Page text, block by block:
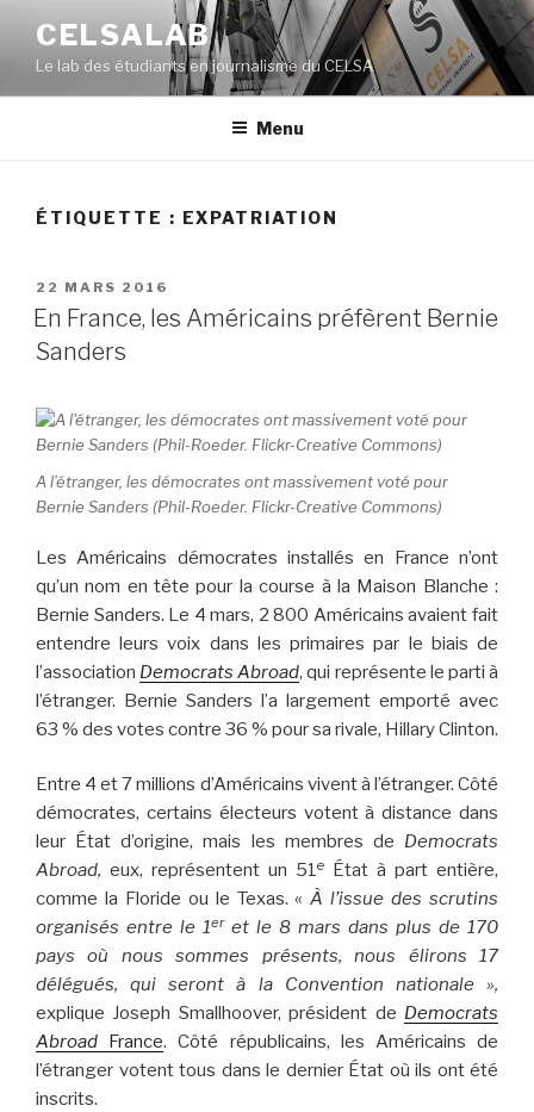
contenu
principal
CELSALAB
Le lab des étudiants en journalisme du CELSA
Menu
ÉTIQUETTE : EXPATRIATION
PUBLIÉ
LE
22 MARS 2016
En France, les Américains préfèrent Bernie
Sanders
A l’étranger, les démocrates ont massivement voté pour
Bernie Sanders (Phil-Roeder. Flickr-Creative Commons)
Les Américains démocrates installés en France n’ont
qu’un nom en tête pour la course à la Maison Blanche :
Bernie Sanders. Le 4 mars, 2 800 Américains avaient fait
entendre leurs voix dans les primaires par le biais de
l’association Democrats Abroad, qui représente le parti à
l’étranger. Bernie Sanders l’a largement emporté avec
63 % des votes contre 36 % pour sa rivale, Hillary Clinton.
Entre 4 et 7 millions d’Américains vivent à l’étranger. Côté
démocrates, certains électeurs votent à distance dans
leur État d’origine, mais les membres de Democrats
Abroad, eux, représentent un 51e État à part entière,
comme la Floride ou le Texas. «À l’issue des scrutins
organisés entre le 1eret le 8 mars dans plus de 170
pays où nous sommes présents, nous élirons 17
délégués, qui seront à la Convention nationale »,
explique Joseph Smallhoover, président de Democrats
Abroad France. Côté républicains, les Américains de
l’étranger votent tous dans le dernier État où ils ont été
inscrits.